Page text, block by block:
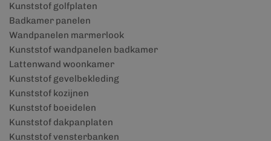
Kunststof golfplaten
Badkamer panelen
Wandpanelen marmerlook
Kunststof wandpanelen badkamer
Lattenwand woonkamer
Kunststof gevelbekleding
Kunststof kozijnen
Kunststof boeidelen
Kunststof dakpanplaten
Kunststof vensterbanken